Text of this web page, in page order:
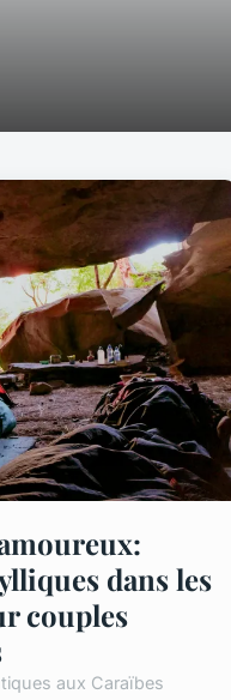
dans les
couples
aux Caraïbes